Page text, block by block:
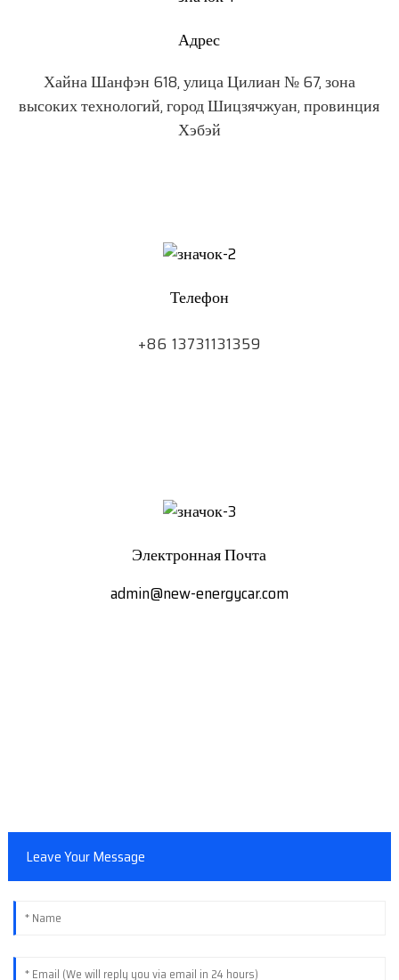
Адрес
Хайна Шанфэн 618, улица Цилиан № 67, зона
высоких технологий, город Шицзячжуан, провинция
Хэбэй
Телефон
+86 13731131359
Электронная Почта
admin@new-energycar.com
Leave Your Message